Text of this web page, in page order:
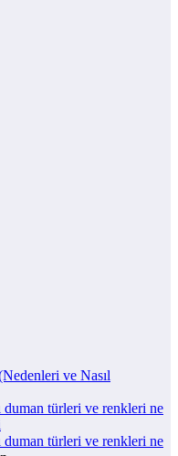
ve Nasıl
duman türleri ve renkleri ne
duman türleri ve renkleri ne